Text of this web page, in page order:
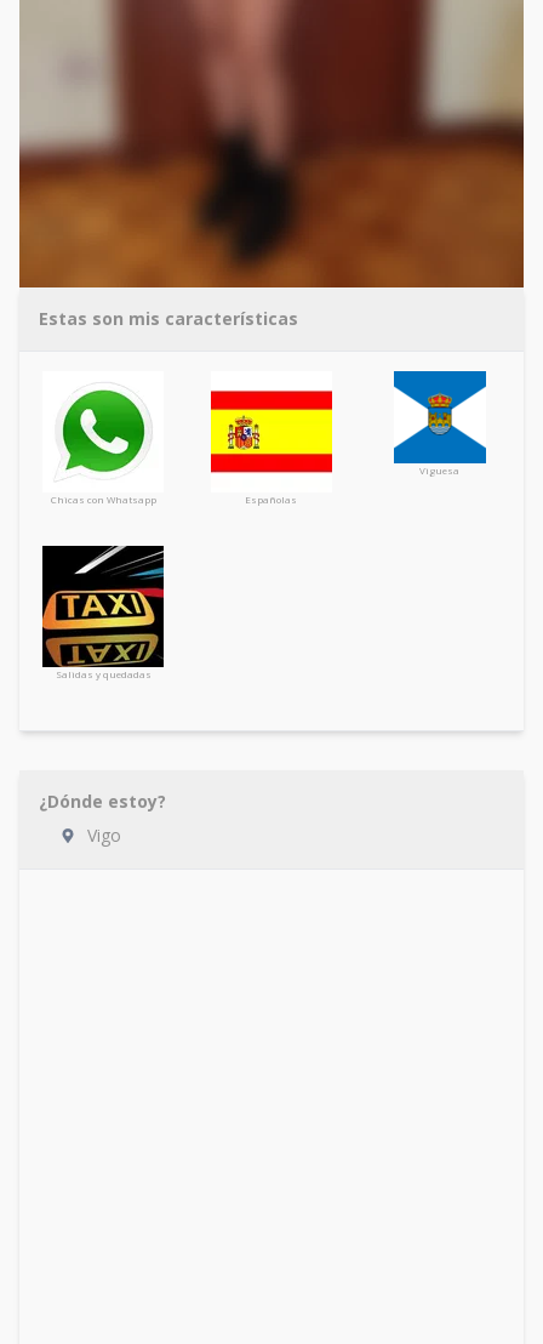
Estas son mis características
Chicas con Whatsapp Españolas
Viguesa
Salidas y quedadas
¿Dónde estoy?
Vigo